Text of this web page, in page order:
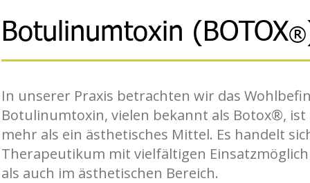
Botulinumtoxin (BOTOX®
In unserer Praxis betrachten wir das
Botulinumtoxin, vielen bekannt als Botox®,
mehr als ein ästhetisches Mittel. Es handelt
Therapeutikum mit vielfältigen
als auch im ästhetischen Bereich.